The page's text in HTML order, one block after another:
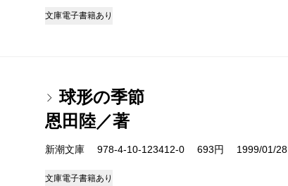
文庫電子書籍あり
球形の季節
恩田陸／著
新潮文庫 978-4-10-123412-0 693円 1999/01/28
文庫電子書籍あり